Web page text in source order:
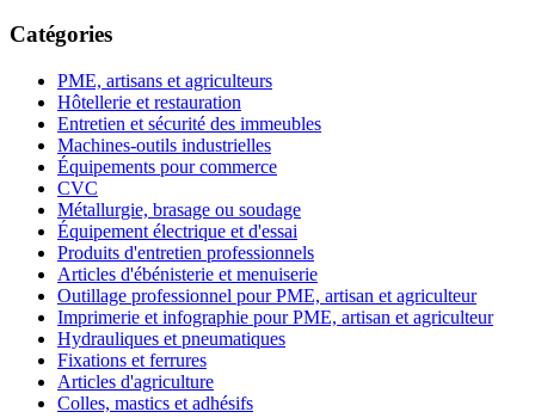
Catégories
PME, artisans et agriculteurs
Hôtellerie et restauration
Entretien et sécurité des immeubles
Machines-outils industrielles
Équipements pour commerce
CVC
Métallurgie, brasage ou soudage
Équipement électrique et d'essai
Produits d'entretien professionnels
Articles d'ébénisterie et menuiserie
Outillage professionnel pour PME, artisan et agriculteur
Imprimerie et infographie pour PME, artisan et agriculteur
Hydrauliques et pneumatiques
Fixations et ferrures
Articles d'agriculture
Colles, mastics et adhésifs